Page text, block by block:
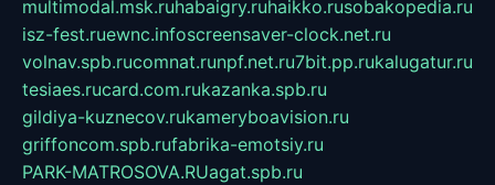
multimodal.msk.ruhabaigry.ruhaikko.rusobakopedia.ru
isz-fest.ruewnc.infoscreensaver-clock.net.ru
volnav.spb.rucomnat.runpf.net.ru7bit.pp.rukalugatur.ru
tesiaes.rucard.com.rukazanka.spb.ru
gildiya-kuznecov.rukameryboavision.ru
griffoncom.spb.rufabrika-emotsiy.ru
PARK-MATROSOVA.RUagat.spb.ru